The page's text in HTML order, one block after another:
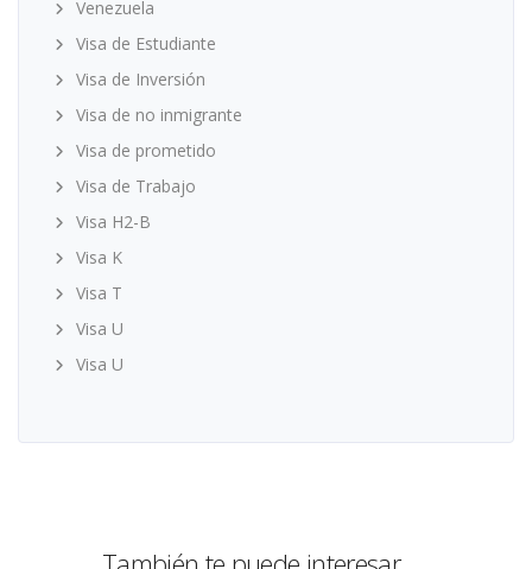
Venezuela
Visa de Estudiante
Visa de Inversión
Visa de no inmigrante
Visa de prometido
Visa de Trabajo
Visa H2-B
Visa K
Visa T
Visa U
Visa U